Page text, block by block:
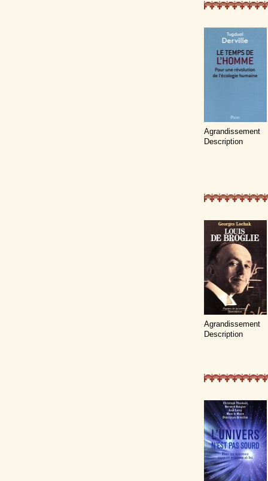
Agrandissement
Description
Agrandissement
Description